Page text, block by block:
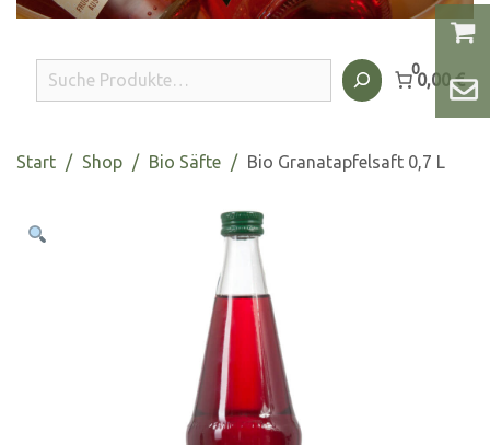
Suchen 0
0,00 €
Start Shop Bio Säfte Bio Granatapfelsaft 0,7 L